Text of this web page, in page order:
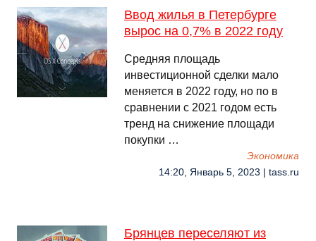
Ввод жилья в Петербурге
вырос на 0,7% в 2022 году
Средняя площадь
инвестиционной сделки мало
меняется в 2022 году, но по в
сравнении с 2021 годом есть
тренд на снижение площади
покупки …
Экономика
14:20, Январь 5, 2023 | tass.ru
Брянцев переселяют из